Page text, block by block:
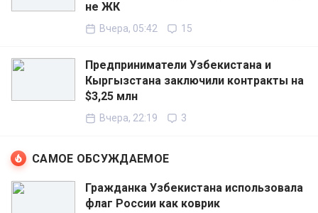
не ЖК
Вчера, 05:42 15
Предприниматели Узбекистана и
Кыргызстана заключили контракты на
$3,25 млн
Вчера, 22:19 3
САМОЕ ОБСУЖДАЕМОЕ
Гражданка Узбекистана использовала
флаг России как коврик